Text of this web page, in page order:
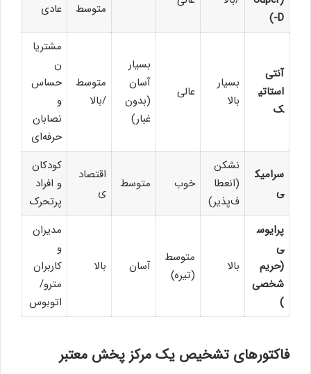
-D)
متوسط
عادی
آنتی
استاتی
ک
بسیار
بالا
عالی
بسیار
آسان
(بدون
غبار)
متوسط
/بالا
مشتریا
ن
حساس
و
نصابان
حرفه‌ای
سرامیک
ی
نشکن
(انعطا
ف‌پذیر)
خوب متوسط
اقتصاد
ی
کودکان
و افراد
پرتحرک
پرایوس
ی
(حریم
شخصی
)
بالا
متوسط
(تیره)
آسان بالا
مدیران
و
کاربران
مترو/
اتوبوس
فاکتورهای تشخیص یک مرکز پخش معتبر